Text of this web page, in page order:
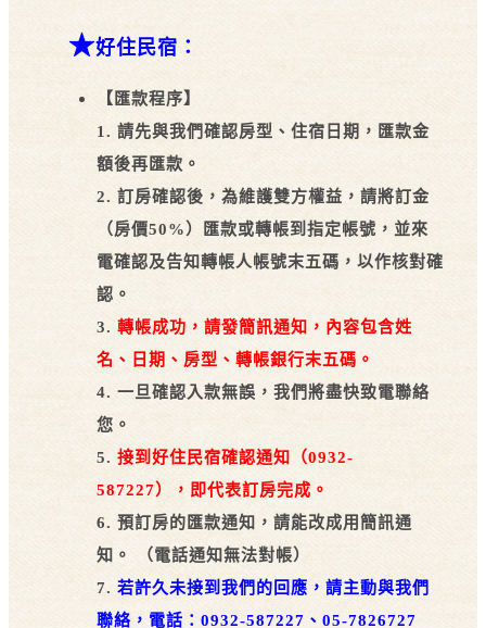
★好住民宿：
【匯款程序】
1. 請先與我們確認房型、住宿日期，匯款金
額後再匯款。
2. 訂房確認後，為維護雙方權益，請將訂金
（房價50%）匯款或轉帳到指定帳號，並來
電確認及告知轉帳人帳號末五碼，以作核對確
認。
3. 轉帳成功，請發簡訊通知，內容包含姓
名、日期、房型、轉帳銀行末五碼。
4. 一旦確認入款無誤，我們將盡快致電聯絡
您。
5. 接到好住民宿確認通知（0932-
587227），即代表訂房完成。
6. 預訂房的匯款通知，請能改成用簡訊通
知。 （電話通知無法對帳）
7. 若許久未接到我們的回應，請主動與我們
聯絡，電話：0932-587227、05-7826727